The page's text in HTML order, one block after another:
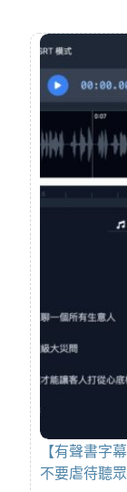
【有聲書字
不要虐待聽